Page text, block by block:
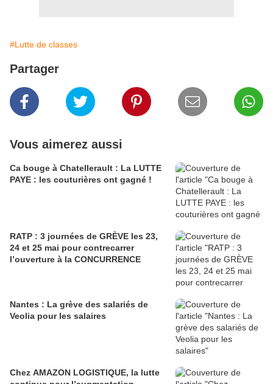
#Lutte de classes
Partager
Vous aimerez aussi
Ca bouge à Chatellerault : La LUTTE
PAYE : les couturières ont gagné !
RATP : 3 journées de GRÈVE les 23,
24 et 25 mai pour contrecarrer
l’ouverture à la CONCURRENCE
Nantes : La grève des salariés de
Veolia pour les salaires
Chez AMAZON LOGISTIQUE, la lutte